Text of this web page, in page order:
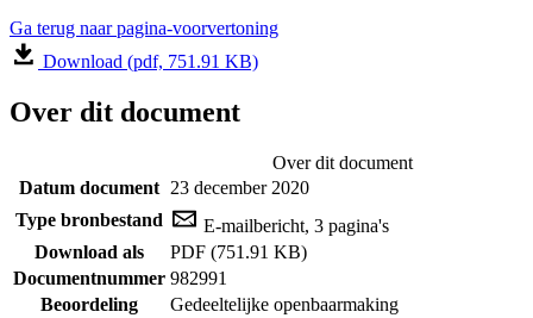
Ga terug naar pagina-voorvertoning
Download (pdf, 751.91 KB)
Over dit document
Over dit document
Datum document 23 december 2020
Type bronbestand
E-mailbericht, 3 pagina's
Download als
PDF (751.91 KB)
Documentnummer 982991
Beoordeling
Gedeeltelijke openbaarmaking